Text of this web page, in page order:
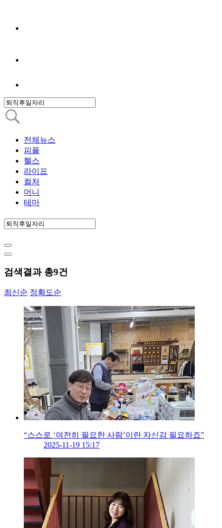
전체뉴스
피플
헬스
라이프
컬처
머니
테마
검색결과 총9건
최신순 정확도순
“스스로 ‘여전히 필요한 사람’이란 자신감 필요하죠”
2025-11-19 15:17